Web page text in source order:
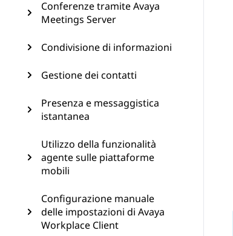
Conferenze tramite Avaya
Meetings Server
Condivisione di informazioni
Gestione dei contatti
Presenza e messaggistica
istantanea
Utilizzo della funzionalità
agente sulle piattaforme
mobili
Configurazione manuale
delle impostazioni di Avaya
Workplace Client